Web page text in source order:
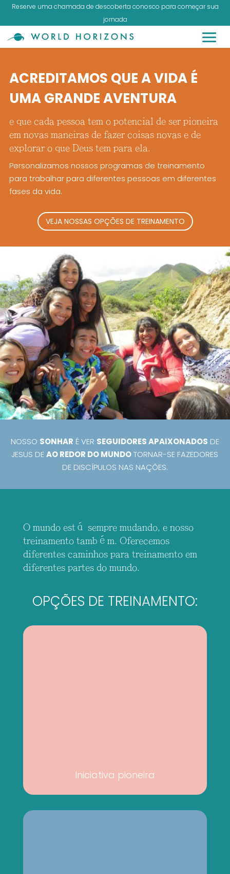
Reserve uma chamada de descoberta conosco para começar sua
jornada
ACREDITAMOS QUE A VIDA É
UMA GRANDE AVENTURA
e que cada pessoa tem o potencial de ser pioneira
em novas maneiras de fazer coisas novas e de
explorar o que Deus tem para ela.
Personalizamos nossos programas de treinamento
para trabalhar para diferentes pessoas em diferentes
fases da vida.
VEJA NOSSAS OPÇÕES DE TREINAMENTO
NOSSO SONHAR É VER SEGUIDORES APAIXONADOS DE
JESUS DEAO REDOR DO MUNDOTORNAR-SE FAZEDORES
DE DISCÍPULOS NAS NAÇÕES.
O mundo está sempre mudando, e nosso
treinamento também. Oferecemos
diferentes caminhos para treinamento em
diferentes partes do mundo.
OPÇÕES DE TREINAMENTO:
Iniciativa pioneira